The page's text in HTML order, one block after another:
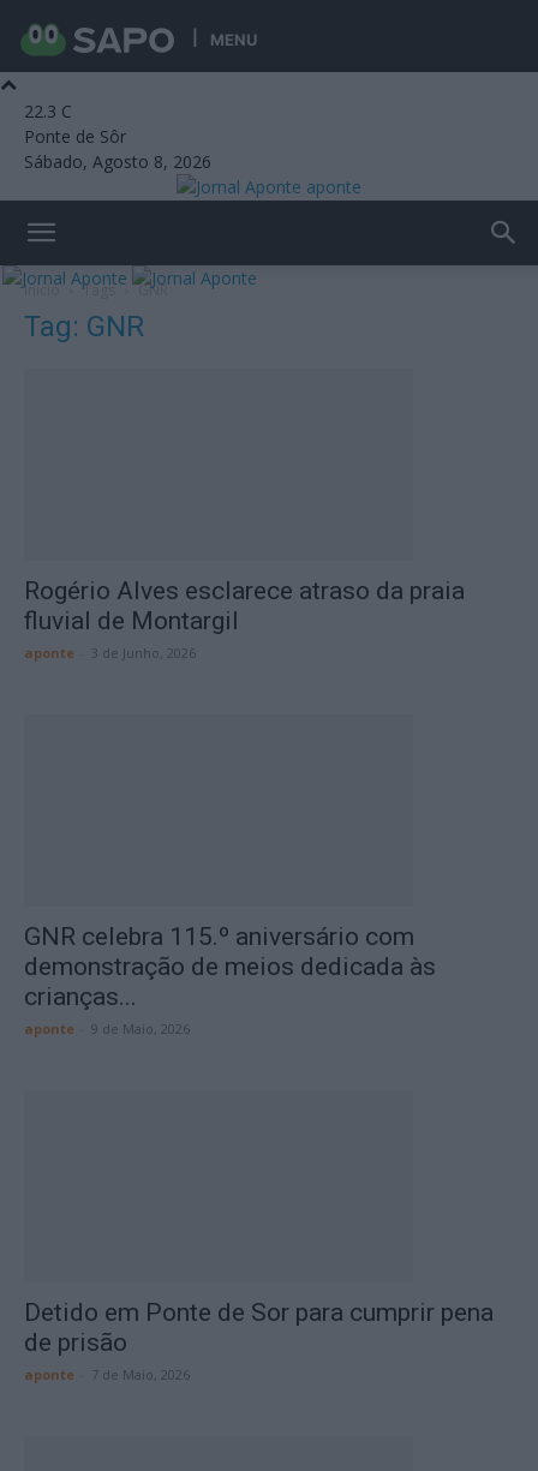
MENU
22.3 C
Ponte de Sôr
Sábado, Agosto 8, 2026
aponte
Início Tags GNR
Tag: GNR
Rogério Alves esclarece atraso da praia
fluvial de Montargil
aponte 3 de Junho, 2026
GNR celebra 115.º aniversário com
demonstração de meios dedicada às
crianças...
aponte 9 de Maio, 2026
Detido em Ponte de Sor para cumprir pena
de prisão
aponte 7 de Maio, 2026